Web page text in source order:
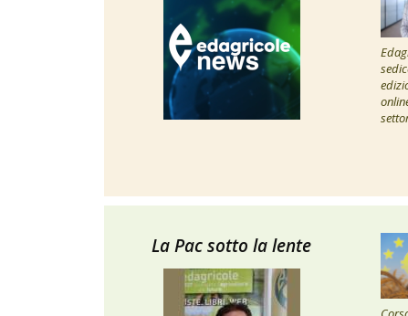
La Pac sotto la lente